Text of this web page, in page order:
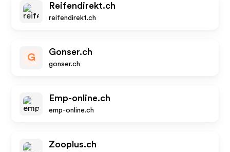
Reifendirekt.ch
reifendirekt.ch
G
Gonser.ch
gonser.ch
Emp-online.ch
emp-online.ch
Zooplus.ch